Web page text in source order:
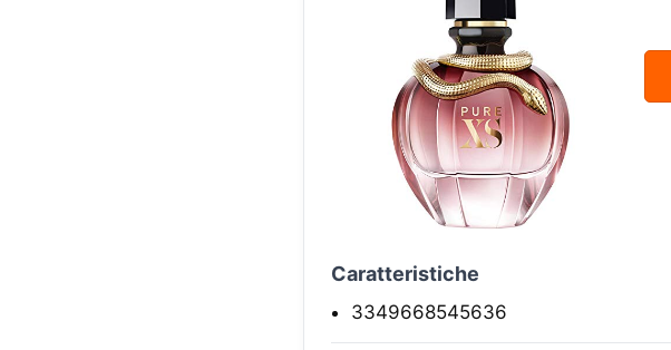
Caratteristiche
3349668545636